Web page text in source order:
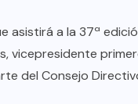
asistirá a la 37ª
vicepresidente
del Consejo